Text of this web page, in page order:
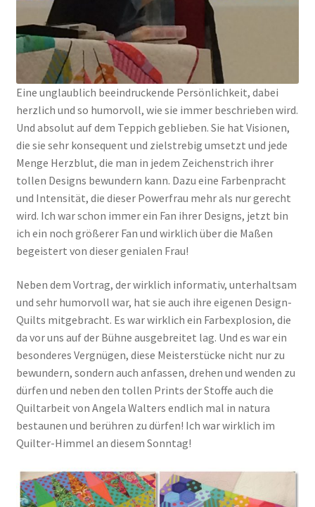
Eine unglaublich beeindruckende Persönlichkeit, dabei
herzlich und so humorvoll, wie sie immer beschrieben wird.
Und absolut auf dem Teppich geblieben. Sie hat Visionen,
die sie sehr konsequent und zielstrebig umsetzt und jede
Menge Herzblut, die man in jedem Zeichenstrich ihrer
tollen Designs bewundern kann. Dazu eine Farbenpracht
und Intensität, die dieser Powerfrau mehr als nur gerecht
wird. Ich war schon immer ein Fan ihrer Designs, jetzt bin
ich ein noch größerer Fan und wirklich über die Maßen
begeistert von dieser genialen Frau!
Neben dem Vortrag, der wirklich informativ, unterhaltsam
und sehr humorvoll war, hat sie auch ihre eigenen Design-
Quilts mitgebracht. Es war wirklich ein Farbexplosion, die
da vor uns auf der Bühne ausgebreitet lag. Und es war ein
besonderes Vergnügen, diese Meisterstücke nicht nur zu
bewundern, sondern auch anfassen, drehen und wenden zu
dürfen und neben den tollen Prints der Stoffe auch die
Quiltarbeit von Angela Walters endlich mal in natura
bestaunen und berühren zu dürfen! Ich war wirklich im
Quilter-Himmel an diesem Sonntag!